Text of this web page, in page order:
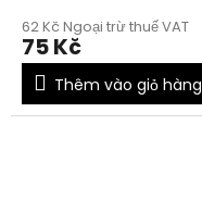
62 Kč Ngoại trừ thuế VAT
75 Kč
Thêm vào giỏ hàng